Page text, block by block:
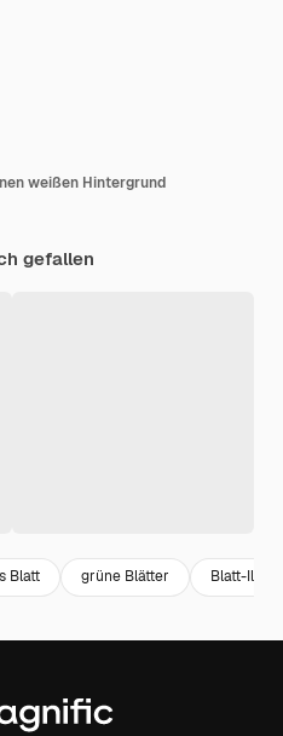
weißen Hintergrund
gefallen
Blatt grüne Blätter Blatt-